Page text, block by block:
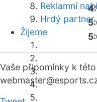
Reklamní
Hrdý partner
Žijeme
Vaše připomínky k
webmaster